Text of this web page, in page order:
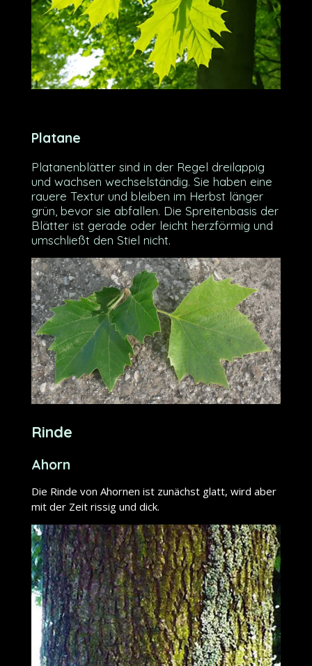
Platane
Platanenblätter sind in der Regel dreilappig
und wachsen wechselständig. Sie haben eine
rauere Textur und bleiben im Herbst länger
grün, bevor sie abfallen. Die Spreitenbasis der
Blätter ist gerade oder leicht herzförmig und
umschließt den Stiel nicht.
Rinde
Ahorn
Die Rinde von Ahornen ist zunächst glatt, wird aber
mit der Zeit rissig und dick.